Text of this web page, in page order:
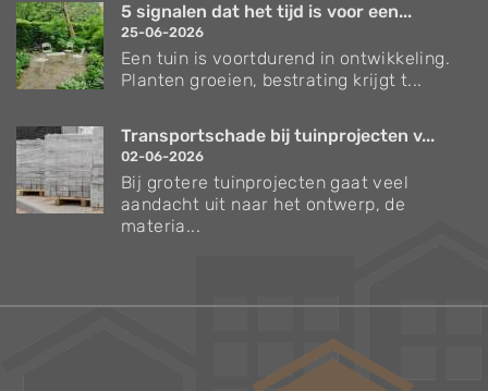
5 signalen dat het tijd is voor een...
25-06-2026
Een tuin is voortdurend in ontwikkeling.
Planten groeien, bestrating krijgt t...
Transportschade bij tuinprojecten v...
02-06-2026
Bij grotere tuinprojecten gaat veel
aandacht uit naar het ontwerp, de
materia...